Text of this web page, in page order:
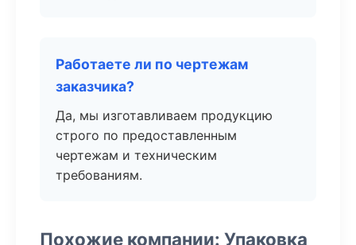
Работаете ли по чертежам
заказчика?
Да, мы изготавливаем продукцию
строго по предоставленным
чертежам и техническим
требованиям.
Похожие компании: Упаковка